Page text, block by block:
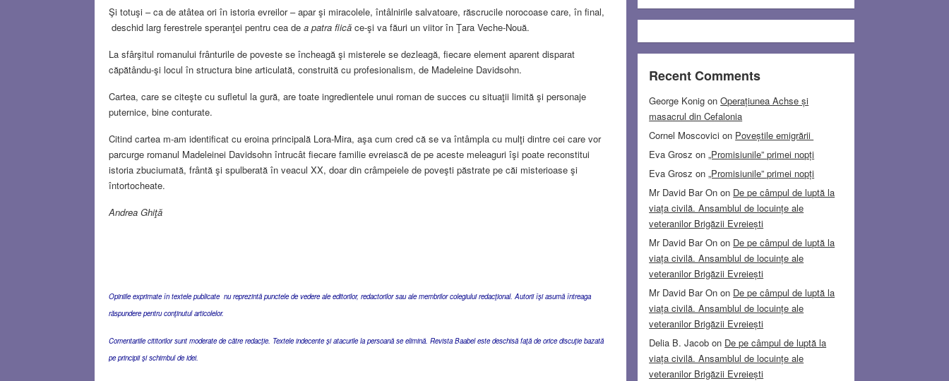
Şi totuşi – ca de atâtea ori în istoria evreilor – apar şi miracolele, întâlnirile salvatoare, răscrucile norocoase care, în final,
deschid larg ferestrele speranţei pentru cea de a patra fiică ce-şi va făuri un viitor în Ţara Veche-Nouă.
La sfârşitul romanului frânturile de poveste se încheagă şi misterele se dezleagă, fiecare element aparent disparat
căpătându-şi locul în structura bine articulată, construită cu profesionalism, de Madeleine Davidsohn.
Cartea, care se citeşte cu sufletul la gură, are toate ingredientele unui roman de succes cu situaţii limită şi personaje
puternice, bine conturate.
Citind cartea m-am identificat cu eroina principală Lora-Mira, aşa cum cred că se va întâmpla cu mulţi dintre cei care vor
parcurge romanul Madeleinei Davidsohn întrucât fiecare familie evreiască de pe aceste meleaguri îşi poate reconstitui
istoria zbuciumată, frântă şi spulberată în veacul XX, doar din crâmpeiele de poveşti păstrate pe căi misterioase şi
întortocheate.
Andrea Ghiţă
Opiniile exprimate în textele publicate nu reprezintă punctele de vedere ale editorilor, redactorilor sau ale membrilor colegiului redacţional. Autorii îşi asumă întreaga
răspundere pentru conţinutul articolelor.
Comentariile cititorilor sunt moderate de către redacţie. Textele indecente şi atacurile la persoană se elimină. Revista Baabel este deschisă faţă de orice discuţie bazată
pe principii şi schimbul de idei.
Recent Comments
George Konig onOperațiunea Achse și
masacrul din Cefalonia
Cornel Moscovici on Poveștile emigrării
Eva Grosz on„Promisiunile” primei nopți
Eva Grosz on„Promisiunile” primei nopți
Mr David Bar On on De pe câmpul de luptă la
viața civilă. Ansamblul de locuințe ale
veteranilor Brigăzii Evreiești
Mr David Bar On on De pe câmpul de luptă la
viața civilă. Ansamblul de locuințe ale
veteranilor Brigăzii Evreiești
Mr David Bar On on De pe câmpul de luptă la
viața civilă. Ansamblul de locuințe ale
veteranilor Brigăzii Evreiești
Delia B. Jacob on De pe câmpul de luptă la
viața civilă. Ansamblul de locuințe ale
veteranilor Brigăzii Evreiești